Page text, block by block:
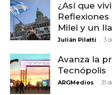
¿Así que
Milei y un
Julián Pilatti - 3
Avanza la
Tecnópolis
ARGMedios - 31